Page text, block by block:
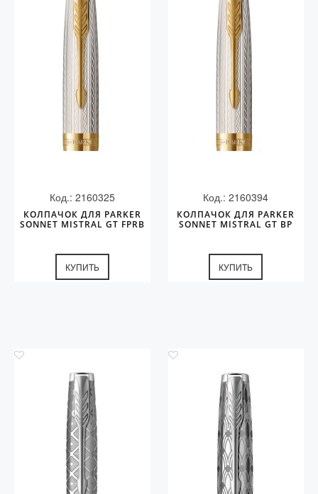
Код.: 2160325
КОЛПАЧОК ДЛЯ PARKER
SONNET MISTRAL GT FPRB
КУПИТЬ
Код.: 2160394
КОЛПАЧОК ДЛЯ PARKER
SONNET MISTRAL GT BP
КУПИТЬ